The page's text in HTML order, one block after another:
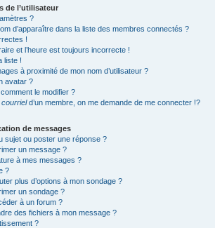
de l’utilisateur
?
d’apparaître dans la liste des membres connectés ?
!
et l’heure est toujours incorrecte !
liste !
à proximité de mon nom d’utilisateur ?
avatar ?
le modifier ?
courrield’un membre, on me demande de me connecter !?
de messages
sujet ou poster une réponse ?
un message ?
à mes messages ?
?
plus d’options à mon sondage ?
un sondage ?
à un forum ?
des fichiers à mon message ?
?